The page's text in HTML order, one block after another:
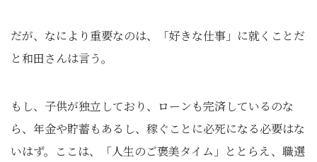
だが、なにより重要なのは、「好きな仕事」に就くことだ
と和田さんは言う。
もし、子供が独立しており、ローンも完済しているのな
ら、年金や貯蓄もあるし、稼ぐことに必死になる必要はな
いはず。ここは、「人生のご褒美タイム」ととらえ、職選